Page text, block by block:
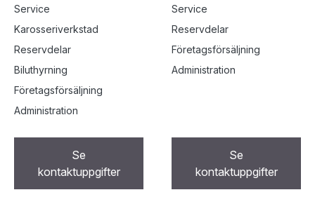
Service
Karosseriverkstad
Reservdelar
Biluthyrning
Företagsförsäljning
Administration
Se
kontaktuppgifter
Service
Reservdelar
Företagsförsäljning
Administration
Se
kontaktuppgifter